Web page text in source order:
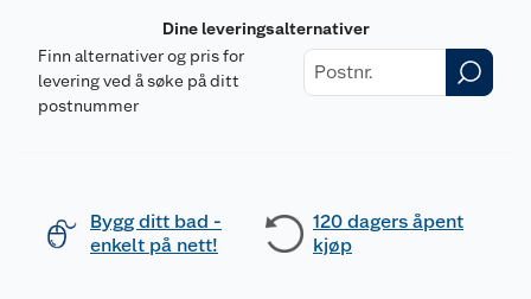
Dine leveringsalternativer
Finn alternativer og pris for
levering ved å søke på ditt
postnummer
Bygg ditt bad -
enkelt på nett!
120 dagers åpent
kjøp